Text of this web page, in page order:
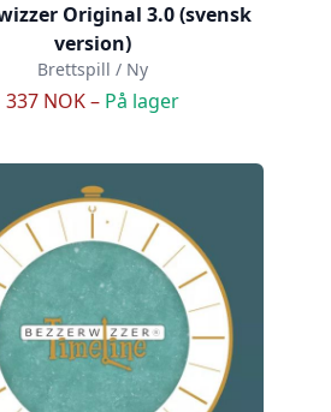
Original 3.0 (svensk
version)
Brettspill / Ny
337 NOK – På lager